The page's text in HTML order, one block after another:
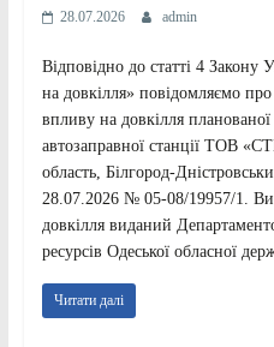
28.07.2026 admin
Відповідно до статті 4
на довкілля» повідомляємо
впливу на довкілля планованої
автозаправної станції ТОВ
область, Білгород-
28.07.2026 № 05-08/19957/1.
довкілля виданий
ресурсів Одеської обласної
Читати далі